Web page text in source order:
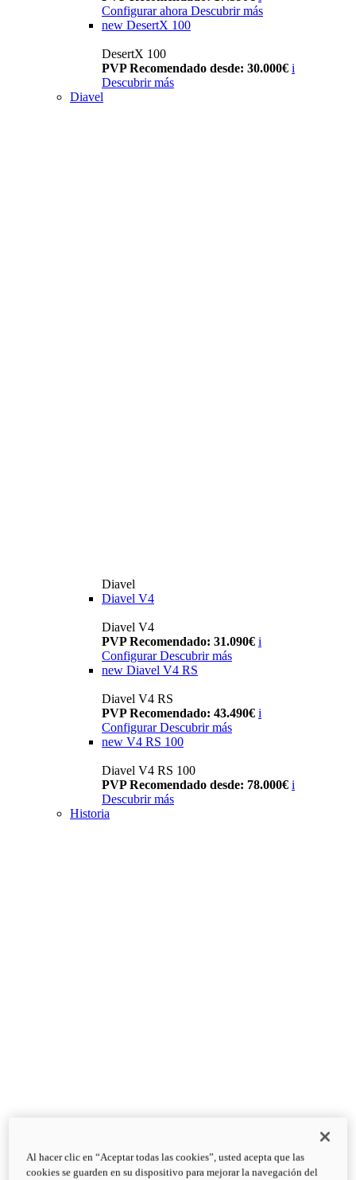
Configurar ahora Descubrir más
new DesertX 100
DesertX 100
PVP Recomendado desde: 30.000€ i
Descubrir más
Diavel
Diavel
Diavel V4
Diavel V4
PVP Recomendado: 31.090€ i
Configurar Descubrir más
new Diavel V4 RS
Diavel V4 RS
PVP Recomendado: 43.490€ i
Configurar Descubrir más
new V4 RS 100
Diavel V4 RS 100
PVP Recomendado desde: 78.000€ i
Descubrir más
Historia
Al hacer clic en “Aceptar todas las cookies”, usted acepta que las
cookies se guarden en su dispositivo para mejorar la navegación del